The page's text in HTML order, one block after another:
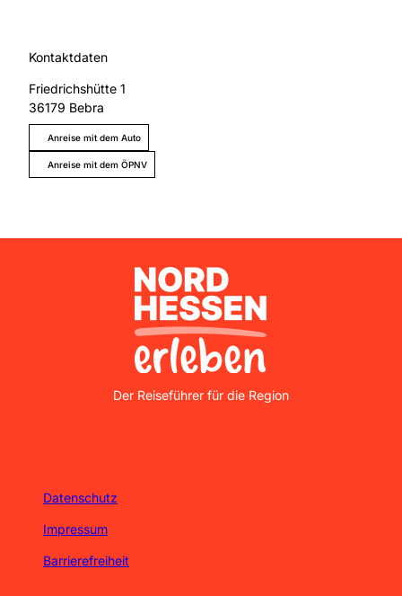
Kontaktdaten
Friedrichshütte 1
36179 Bebra
Anreise mit dem Auto
Anreise mit dem ÖPNV
Nordhessen Erleben
Der Reiseführer für die Region
Datenschutz
Impressum
Barrierefreiheit